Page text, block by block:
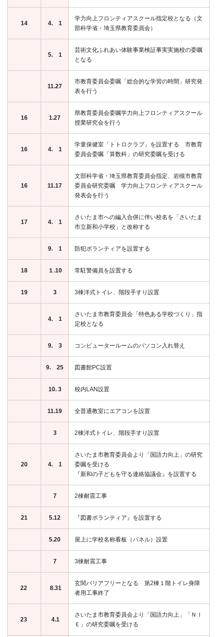
14 4. 1
学力向上フロンティアスクール指定校となる（文
部科学省・埼玉県教育委員会）
5. 1
芸術文化ふれあい体験事業検証事実実施校の委嘱
となる
11.27
市教育委員会委嘱「総合的な学習の時間」研究発
表を行う
16 1.27
県教育委員会委嘱学力向上フロンティアスクール
授業研究会を行う
16 4. 1
学童保健室「トトロクラブ」を設置する 市教育
委員会委嘱「算数科」の研究委嘱を受ける
16 11.17
文部科学省・埼玉県教育委員会指定、岩槻市教育
委員会研究委嘱 学力向上フロンティアスクール
発表会を行う
17 4. 1
さいたま市への編入合併に伴い校名を「さいたま
市立新和小学校」と改称する
9. 1 防犯ボランティアを設置する
18 １.10 常駐警備員を設置する
19 3 3棟洋式トイレ、階段手すり設置
4. 1
さいたま市教育委員会「特色ある学校づくり」指
定校となる
9. 3 コンピュータールームのパソコン入れ替え
9. 25 図書館PC設置
10. 3 校内LAN設置
11.19 全普通教室にエアコンを設置
3 2棟洋式トイレ、階段手すり設置
20 4. 1
さいたま市教育委員会より「国語力向上」の研究
委嘱を受ける
『新和の子どもを守る連絡協議会』を設置する
7 2棟耐震工事
21 5.12 『図書ボランティア』を設置する
5.20 屋上に学校名称看板（パネル）設置
7 3棟耐震工事
22 8.31
玄関バリアフリーとなる 第2棟１階トイレ身障
者用工事終了
23 4.1
さいたま市教育委員会より「国語力向上」「ＮＩ
Ｅ」の研究委嘱を受ける